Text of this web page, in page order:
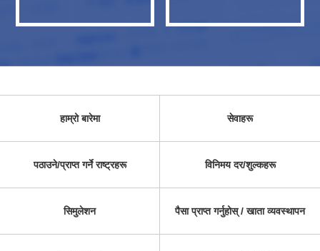
हाम्रो बारेमा सेवाहरू
पठाउने/प्राप्त गर्ने राष्ट्रहरू विनिमय दर/शुल्कहरू
सिमुलेशन पैसा प्राप्त गर्नुहोस् / खाता व्यवस्थापन